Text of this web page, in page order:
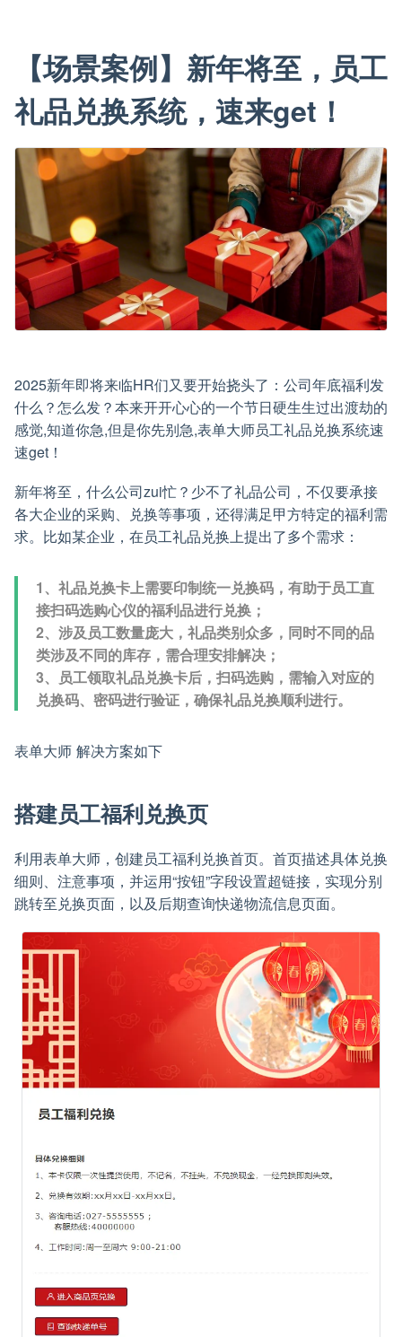
【场景案例】新年将至，员工
礼品兑换系统，速来get！
2025新年即将来临HR们又要开始挠头了：公司年底福利发
什么？怎么发？本来开开心心的一个节日硬生生过出渡劫的
感觉,知道你急,但是你先别急,表单大师员工礼品兑换系统速
速get！
新年将至，什么公司zui忙？少不了礼品公司，不仅要承接
各大企业的采购、兑换等事项，还得满足甲方特定的福利需
求。比如某企业，在员工礼品兑换上提出了多个需求：
1、礼品兑换卡上需要印制统一兑换码，有助于员工直
接扫码选购心仪的福利品进行兑换；
2、涉及员工数量庞大，礼品类别众多，同时不同的品
类涉及不同的库存，需合理安排解决；
3、员工领取礼品兑换卡后，扫码选购，需输入对应的
兑换码、密码进行验证，确保礼品兑换顺利进行。
表单大师 解决方案如下
搭建员工福利兑换页
利用表单大师，创建员工福利兑换首页。首页描述具体兑换
细则、注意事项，并运用“按钮”字段设置超链接，实现分别
跳转至兑换页面，以及后期查询快递物流信息页面。